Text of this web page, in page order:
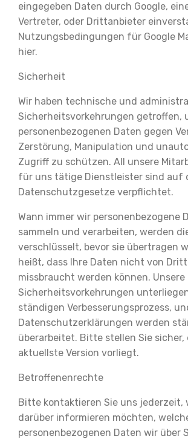
eingegeben Daten durch Google,
Vertreter, oder Drittanbieter
Nutzungsbedingungen für Google
hier.
Sicherheit
Wir haben technische und
Sicherheitsvorkehrungen getroffen,
personenbezogenen Daten gegen
Zerstörung, Manipulation und
Zugriff zu schützen. All unsere
für uns tätige Dienstleister sind auf
Datenschutzgesetze verpflichtet.
Wann immer wir personenbezogene
sammeln und verarbeiten, werden
verschlüsselt, bevor sie übertragen
heißt, dass Ihre Daten nicht von
missbraucht werden können. Unsere
Sicherheitsvorkehrungen
ständigen Verbesserungsprozess,
Datenschutzerklärungen werden
überarbeitet. Bitte stellen Sie sicher,
aktuellste Version vorliegt.
Betroffenenrechte
Bitte kontaktieren Sie uns jederzeit,
darüber informieren möchten,
personenbezogenen Daten wir über